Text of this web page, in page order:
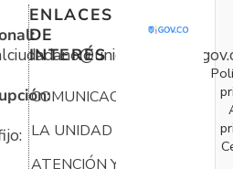
ENLACES
DE
INTERÉS
COMUNICACIONES
LA UNIDAD
ATENCIÓN Y